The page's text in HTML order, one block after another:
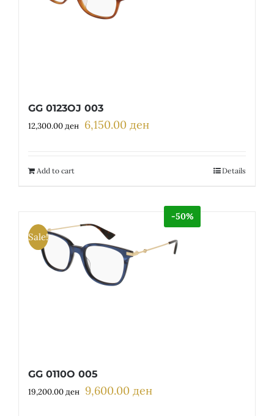
GG 0123OJ 003
12,300.00ден Original
6,150.00 денCurrent
Add to cart Details
Sale!
-50%
GG 0110O 005
19,200.00ден Original
9,600.00 денCurrent